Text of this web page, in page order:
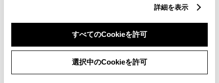
詳細を表示
すべてのCookieを許可
選択中のCookieを許可
ボディカラー
車の種類、仕様により数値が複数ある場合とサスペンション形式などにより、ホイ
ールベースが左右で数値が異なる場合がございます。
エンジン仕様により、×2の表記がしてある場合がございます。（ロータリーエンジ